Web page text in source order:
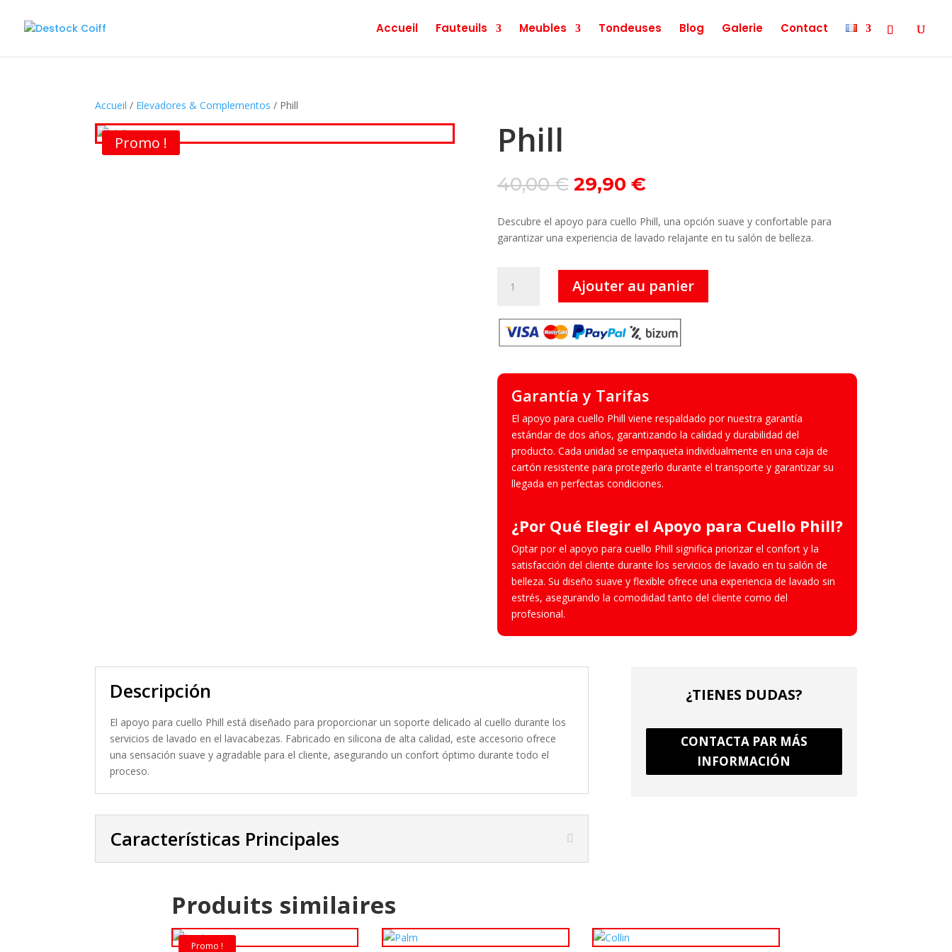
Accueil Fauteuils Meubles Tondeuses Blog Galerie Contact
Accueil / Elevadores & Complementos / Phill
Promo ! Phill
40,00€ Le
prix
initial
était :
40,00 €.
29,90 €Le
actuel
est :
29,90 €.
Descubre el apoyo para cuello Phill, una opción suave y confortable para
garantizar una experiencia de lavado relajante en tu salón de belleza.
Ajouter au panier
Garantía y Tarifas
El apoyo para cuello Phill viene respaldado por nuestra garantía
estándar de dos años, garantizando la calidad y durabilidad del
producto. Cada unidad se empaqueta individualmente en una caja de
cartón resistente para protegerlo durante el transporte y garantizar su
llegada en perfectas condiciones.
¿Por Qué Elegir el Apoyo para Cuello Phill?
Optar por el apoyo para cuello Phill significa priorizar el confort y la
satisfacción del cliente durante los servicios de lavado en tu salón de
belleza. Su diseño suave y flexible ofrece una experiencia de lavado sin
estrés, asegurando la comodidad tanto del cliente como del
profesional.
Descripción
El apoyo para cuello Phill está diseñado para proporcionar un soporte delicado al cuello durante los
servicios de lavado en el lavacabezas. Fabricado en silicona de alta calidad, este accesorio ofrece
una sensación suave y agradable para el cliente, asegurando un confort óptimo durante todo el
proceso.
Características Principales
¿TIENES DUDAS?
CONTACTA PAR MÁS
INFORMACIÓN
Produits similaires
Promo !